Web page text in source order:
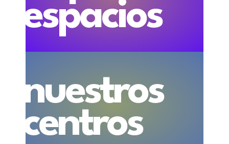
espacios
nuestros
centros